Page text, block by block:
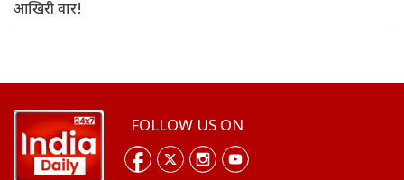
आखिरी वार!
FOLLOW US ON